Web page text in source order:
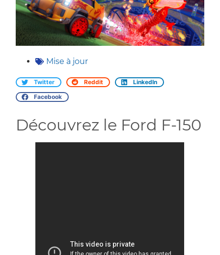
Mise à jour
Twitter Reddit
LinkedIn
Facebook
Découvrez le Ford F-150